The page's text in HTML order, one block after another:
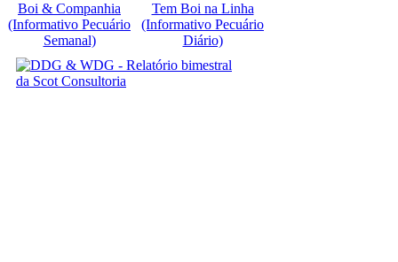
Boi & Companhia
(Informativo Pecuário
Semanal)
Tem Boi na Linha
(Informativo Pecuário
Diário)